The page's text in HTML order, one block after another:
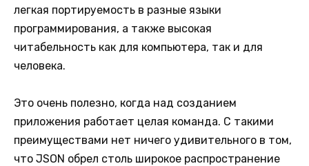
легкая портируемость в разные языки
программирования, а также высокая
читабельность как для компьютера, так и для
человека.
Это очень полезно, когда над созданием
приложения работает целая команда. С такими
преимуществами нет ничего удивительного в том,
что JSON обрел столь широкое распространение